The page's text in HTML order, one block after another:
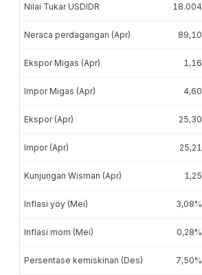
Nilai Tukar USDIDR 18.004
Neraca perdagangan (Apr) 89,10
Ekspor Migas (Apr) 1,16
Impor Migas (Apr) 4,60
Ekspor (Apr) 25,30
Impor (Apr) 25,21
Kunjungan Wisman (Apr) 1,25
Inflasi yoy (Mei) 3,08%
Inflasi mom (Mei) 0,28%
Persentase kemiskinan (Des) 7,50%